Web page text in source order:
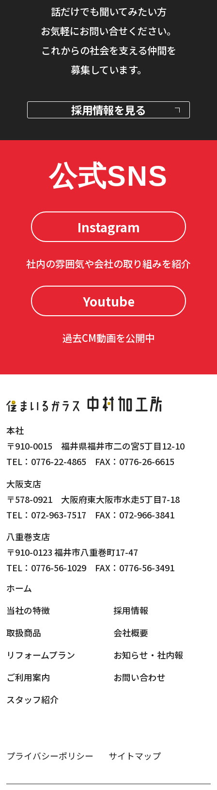
話だけでも聞いてみたい方
お気軽にお問い合せください。
これからの社会を支える仲間を
募集しています。
採用情報を見る
公式SNS
Instagram
社内の雰囲気や会社の取り組みを紹介
Youtube
過去CM動画を公開中
本社
〒910-0015 福井県福井市二の宮5丁目12-10
TEL：0776-22-4865 FAX：0776-26-6615
大阪支店
〒578-0921 大阪府東大阪市水走5丁目7-18
TEL：072-963-7517 FAX：072-966-3841
八重巻支店
〒910-0123 福井市八重巻町17-47
TEL：0776-56-1029 FAX：0776-56-3491
ホーム
当社の特徴
取扱商品
リフォームプラン
ご利用案内
スタッフ紹介
採用情報
会社概要
お知らせ・社内報
お問い合わせ
プライバシーポリシー サイトマップ